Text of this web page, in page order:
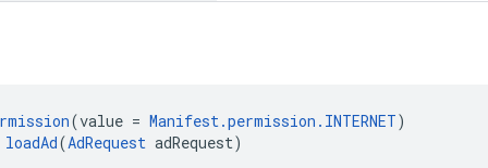
(value = Manifest.permission.INTERNET)
loadAd(AdRequest adRequest)